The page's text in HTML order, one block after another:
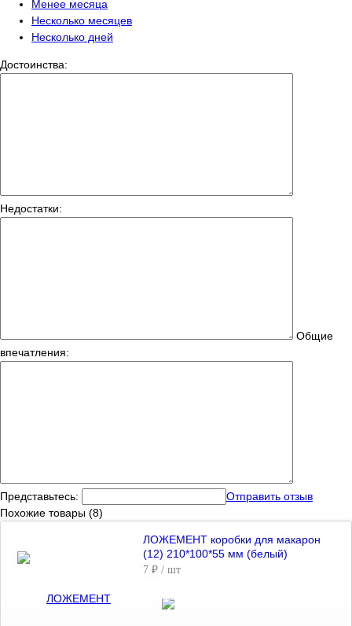
Менее месяца
Несколько месяцев
Несколько дней
Достоинства:
Недостатки:
Общие
впечатления:
Представьтесь:
Отправить отзыв
Похожие товары (8)
ЛОЖЕМЕНТ коробки для макарон
(12) 210*100*55 мм (белый)
7 ₽ / шт